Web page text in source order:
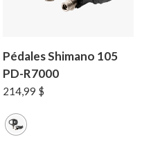
Pédales Shimano 105
PD-R7000
214,99 $